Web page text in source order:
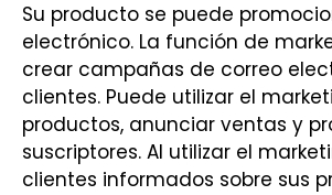
Su producto se puede
electrónico. La función de
crear campañas de correo
clientes. Puede utilizar el
productos, anunciar ventas y
suscriptores. Al utilizar el
clientes informados sobre sus